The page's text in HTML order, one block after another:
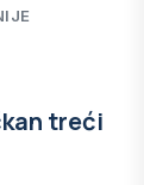
treći